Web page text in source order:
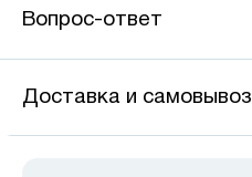
Вопрос-ответ
Доставка и самовывоз